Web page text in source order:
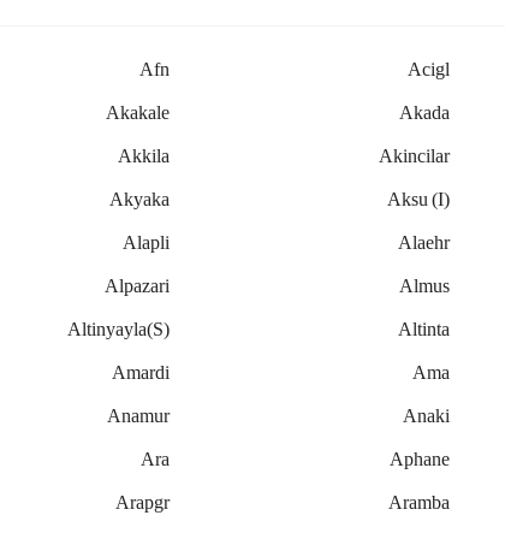
Acigl
Afn
Akada
Akakale
Akincilar
Akkila
Aksu (i)
Akyaka
Alaehr
Alapli
Almus
Alpazari
Altinta
Altinyayla(s)
Ama
Amardi
Anaki
Anamur
Aphane
Ara
Aramba
Arapgr